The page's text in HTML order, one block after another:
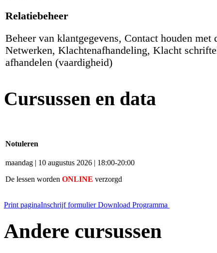
Relatiebeheer
Beheer van klantgegevens, Contact houden met
Netwerken, Klachtenafhandeling, Klacht
afhandelen (vaardigheid)
Cursussen en data
Notuleren
maandag | 10 augustus 2026 | 18:00-20:00
De lessen worden ONLINE verzorgd
Print paginaInschrijf formulierDownload Programma
Andere cursussen